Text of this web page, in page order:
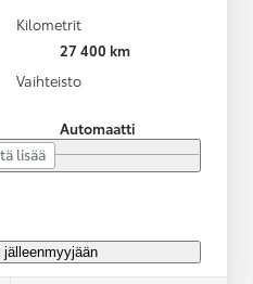
Kilometrit
27 400 km
Vaihteisto
Automaatti
lisää